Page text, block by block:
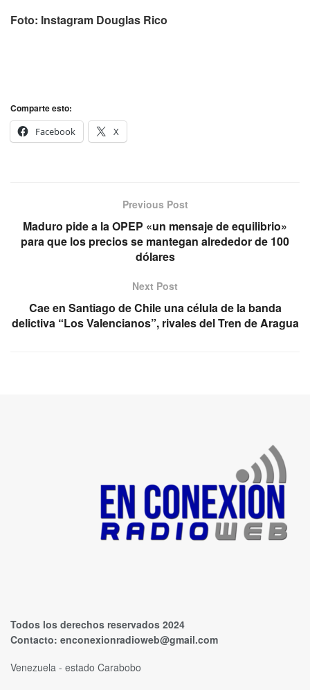
Foto: Instagram Douglas Rico
Comparte esto:
Facebook
X
Previous Post
Maduro pide a la OPEP «un mensaje de equilibrio»
para que los precios se mantegan alrededor de 100
dólares
Next Post
Cae en Santiago de Chile una célula de la banda
delictiva “Los Valencianos”, rivales del Tren de Aragua
Todos los derechos reservados 2024
Contacto: enconexionradioweb@gmail.com
Venezuela - estado Carabobo